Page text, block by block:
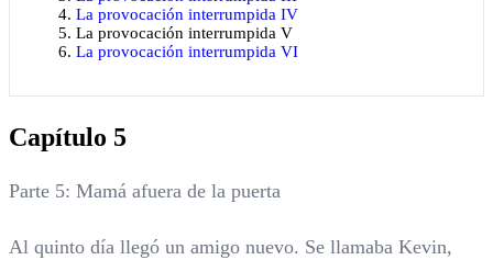
La provocación interrumpida IV
La provocación interrumpida V
La provocación interrumpida VI
Capítulo 5
Parte 5: Mamá afuera de la puerta
Al quinto día llegó un amigo nuevo. Se llamaba Kevin,